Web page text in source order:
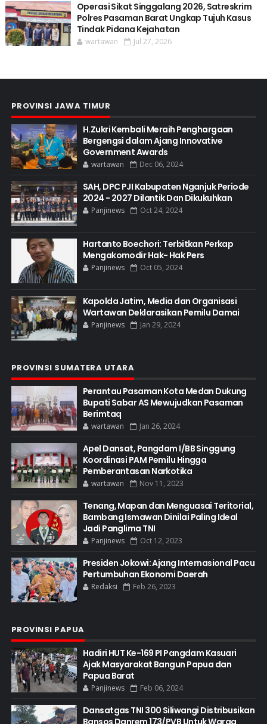
Operasi Sikat Singgalang 2026, Satreskrim
Polres Pasaman Barat Ungkap Tujuh Kasus
Tindak Pidana Kejahatan
wartawan Jul 27, 2026
PROVINSI JAWA TIMUR
H.Zukri Kembali Meraih Penghargaan
Bergengsi dalam Ajang Innovative
Government Awards
wartawan Dec 06, 2024
SAH, DPC PJI Kabupaten Nganjuk Periode
2024 - 2027 Dilantik Dan Dikukuhkan
Panjinews Oct 24, 2024
Hartanto Boechori: Terbitkan Perkap
Mengakomodir Hak- Hak Pers
Panjinews Oct 05, 2024
Kapolda Jatim, Media dan Organisasi
Wartawan Deklarasikan Pemilu Damai
Panjinews Jan 29, 2024
PROVINSI SUMATERA UTARA
Perantau Pasaman Kota Medan Dukung
Bupati Sabar AS Mewujudkan Pasaman
Berimtaq
wartawan Jan 26, 2024
Apel Dansat, Pangdam I/BB Singgung
Koordinasi PAM Pemilu Hingga
Pemberantasan Narkotika
wartawan Nov 11, 2023
Tenang, Mapan dan Menguasai Teritorial,
Bambang Ismawan Dinilai Paling Ideal
Jadi Panglima TNI
Panjinews Oct 12, 2023
Presiden Jokowi: Ajang Internasional Pacu
Pertumbuhan Ekonomi Daerah
Redaksi Feb 26, 2023
PROVINSI PAPUA
Hadiri HUT Ke-169 PI Pangdam Kasuari
Ajak Masyarakat Bangun Papua dan
Papua Barat
Panjinews Feb 06, 2024
Dansatgas TNI 300 Siliwangi Distribusikan